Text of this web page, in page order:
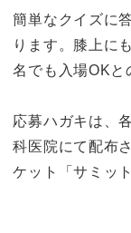
簡単なクイズに
ります。膝上に
名でも入場OKと
応募ハガキは、
科医院にて配布
ケット「サミッ